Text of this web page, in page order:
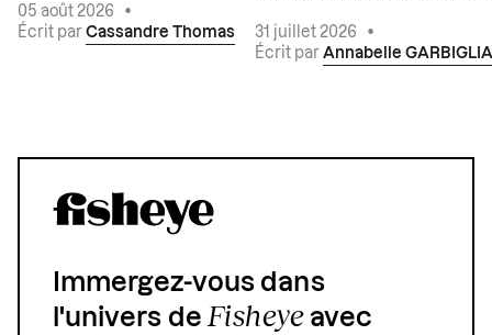
05 août 2026
•
Écrit par Cassandre Thomas 31 juillet 2026
•
Écrit par Annabelle GARBIGLIA
Immergez-vous dans
l'univers deFisheyeavec